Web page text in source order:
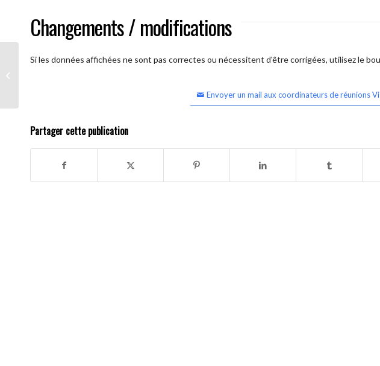
Changements / modifications
Si les données affichées ne sont pas correctes ou nécessitent d'être corrigées, utilisez le
Envoyer un mail aux coordinateurs de réunions
Partager cette publication